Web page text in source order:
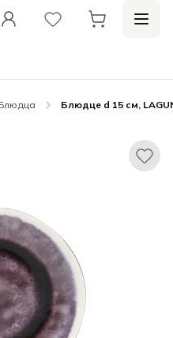
Блюдце d 15 см,